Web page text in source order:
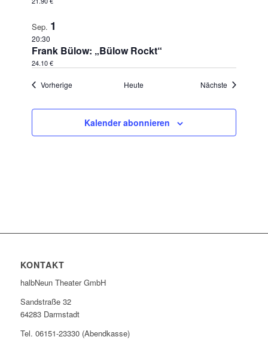
Sep. 1
20:30
Frank Bülow: „Bülow Rockt“
24.10 €
Vorherige VeranstaltungenHeute Nächste
Kalender abonnieren
KONTAKT
halbNeun Theater GmbH
Sandstraße 32
64283 Darmstadt
Tel. 06151-23330 (Abendkasse)